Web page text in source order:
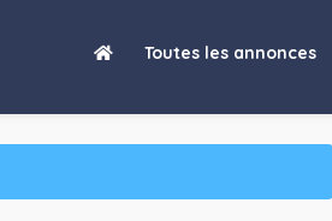
Toutes les annonces